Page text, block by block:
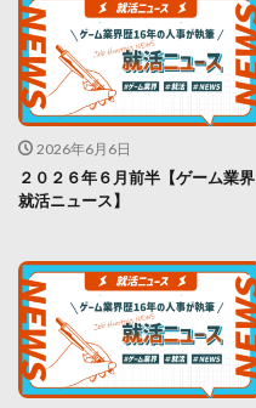
2026年6月6日
２０２６年６月前半【ゲーム業界
就活ニュース】